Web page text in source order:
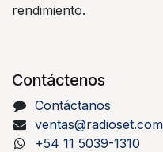
rendimiento.
Contáctenos
Contáctanos
+54 11 5039-1310